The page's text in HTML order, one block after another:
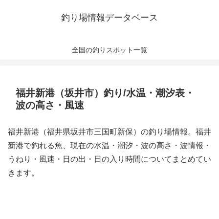
釣り場情報データベース
全国の釣りスポット一覧
福井新港（坂井市）釣り/水温・潮汐表・
波の高さ・風速
福井新港（福井県坂井市三国町新保）の釣り場情報。福井
新港で釣れる魚、現在の水温・潮汐・波の高さ・波情報・
うねり・風速・日の出・日の入り時間についてまとめてい
きます。